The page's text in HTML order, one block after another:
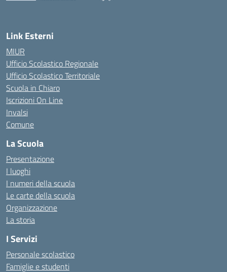
Link Esterni
MIUR
Ufficio Scolastico Regionale
Ufficio Scolastico Territoriale
Scuola in Chiaro
Iscrizioni On Line
Invalsi
Comune
La Scuola
Presentazione
I luoghi
I numeri della scuola
Le carte della scuola
Organizzazione
La storia
I Servizi
Personale scolastico
Famiglie e studenti